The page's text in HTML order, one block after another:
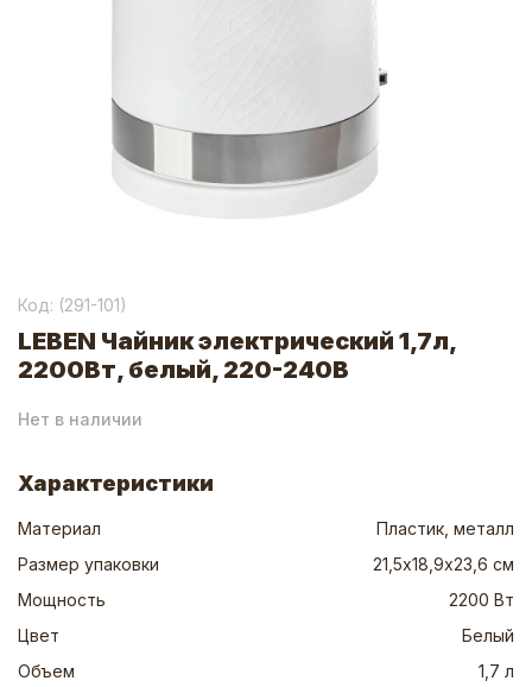
Код: (291-101)
LEBEN Чайник электрический 1,7л,
2200Вт, белый, 220-240В
Нет в наличии
Характеристики
Материал
Пластик, металл
Размер упаковки
21,5х18,9х23,6 см
Мощность
2200 Вт
Цвет
Белый
Объем
1,7 л